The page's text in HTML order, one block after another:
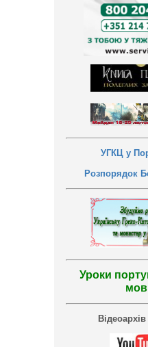
УГКЦ у
Розпорядок
Уроки